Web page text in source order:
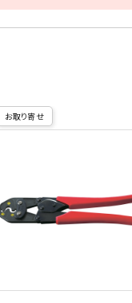
お取り寄せ